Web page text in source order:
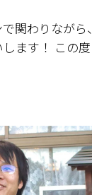
関わりながら
ます！ この